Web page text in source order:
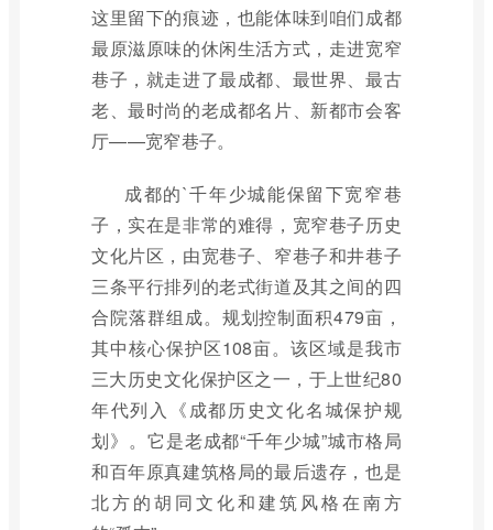
这里留下的痕迹，也能体味到咱们成都
最原滋原味的休闲生活方式，走进宽窄
巷子，就走进了最成都、最世界、最古
老、最时尚的老成都名片、新都市会客
厅——宽窄巷子。
成都的`千年少城能保留下宽窄巷
子，实在是非常的难得，宽窄巷子历史
文化片区，由宽巷子、窄巷子和井巷子
三条平行排列的老式街道及其之间的四
合院落群组成。规划控制面积479亩，
其中核心保护区108亩。该区域是我市
三大历史文化保护区之一，于上世纪80
年代列入《成都历史文化名城保护规
划》。它是老成都“千年少城”城市格局
和百年原真建筑格局的最后遗存，也是
北方的胡同文化和建筑风格在南方